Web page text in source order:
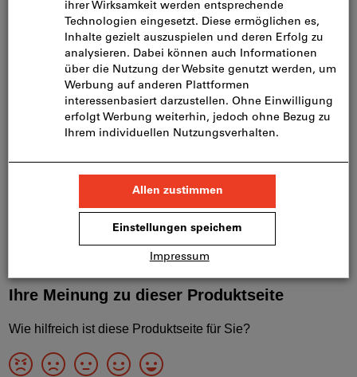
Blätterkatalog
Produktdetails
Beschreibung
Downloads & Dokumente
Passende Produkte